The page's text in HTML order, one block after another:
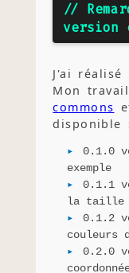
//
version
J'ai réalisé
Mon
commons
disponible
0.1.0
exemple
0.1.1
la taille
0.1.2
couleurs
0.2.0